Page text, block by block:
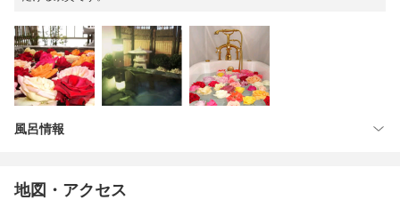
風呂情報
地図・アクセス